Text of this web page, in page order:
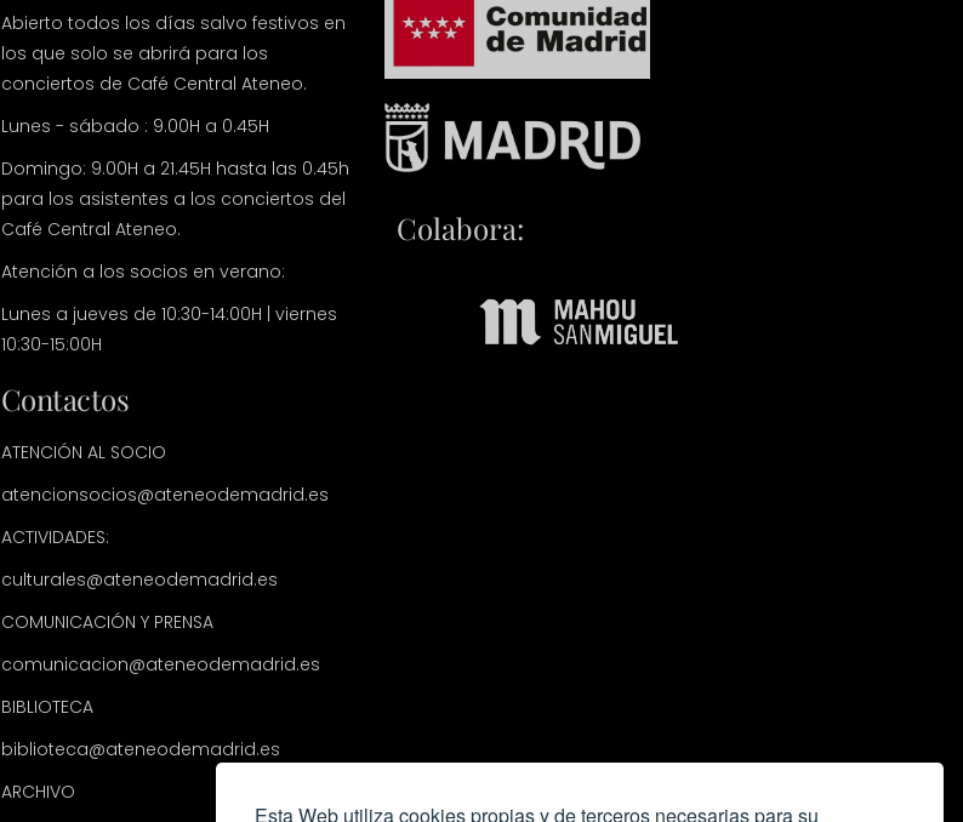
Esta Web utiliza cookies propias y de terceros necesarias para su
Abierto todos los días salvo festivos en
los que solo se abrirá para los
conciertos de Café Central Ateneo.
Lunes - sábado : 9.00H a 0.45H
Domingo: 9.00H a 21.45H hasta las 0.45h
para los asistentes a los conciertos del
Café Central Ateneo.
Atención a los socios en verano:
Lunes a jueves de 10:30-14:00H | viernes
10:30-15:00H
Contactos
ATENCIÓN AL SOCIO
atencionsocios@ateneodemadrid.es
ACTIVIDADES:
culturales@ateneodemadrid.es
COMUNICACIÓN Y PRENSA
comunicacion@ateneodemadrid.es
BIBLIOTECA
biblioteca@ateneodemadrid.es
ARCHIVO
Colabora: